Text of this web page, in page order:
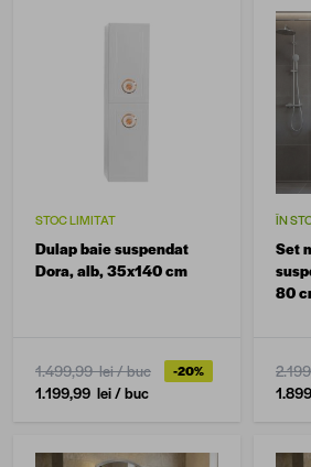
STOC LIMITAT
Dulap baie suspendat
Dora, alb, 35x140 cm
1.499,99 lei/ buc -20%
1.199,99 lei/ buc
ÎN
Set
80